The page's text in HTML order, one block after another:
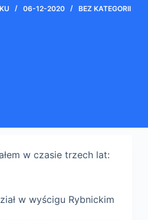
06-12-2020 BEZ KATEGORII
w czasie trzech lat:
w wyścigu Rybnickim